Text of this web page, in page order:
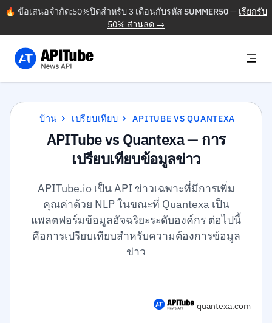
🔥 ข้อเสนอจำกัด:50%ปิดสำหรับ 3 เดือนกับรหัสSUMMER50— เรียกรับ
50% ส่วนลด →
บ้าน เปรียบเทียบ APITUBE VS QUANTEXA
APITube vs Quantexa — การ
เปรียบเทียบข้อมูลข่าว
APITube.io เป็น API ข่าวเฉพาะที่มีการเพิ่ม
คุณค่าด้วย NLP ในขณะที่ Quantexa เป็น
แพลตฟอร์มข้อมูลอัจฉริยะระดับองค์กร ต่อไปนี้
คือการเปรียบเทียบสำหรับความต้องการข้อมูล
ข่าว
quantexa.com